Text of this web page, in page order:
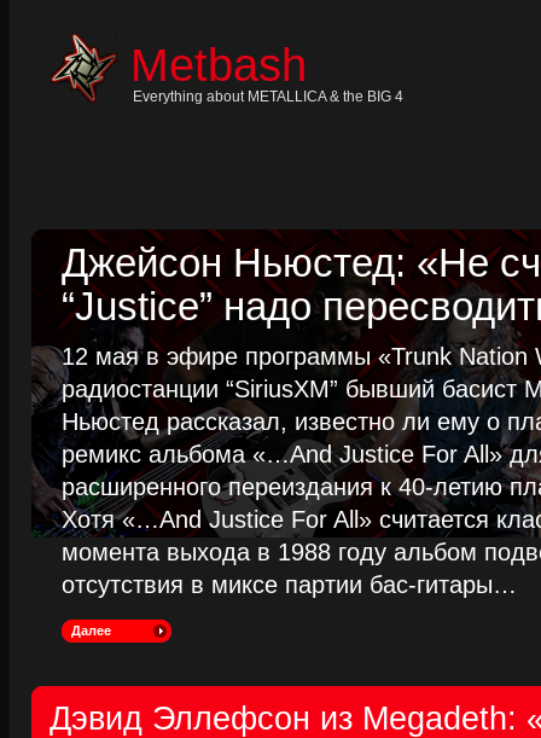
Metbash
Everything about METALLICA & the BIG 4
Джейсон Ньюстед: «Не
“Justice” надо
12 мая в эфире программы «Trunk Nation
радиостанции “SiriusXM” бывший басист
Ньюстед рассказал, известно ли ему о
ремикс альбома «…And Justice For All»
расширенного переиздания к 40-летию
Хотя «…And Justice For All» считается
момента выхода в 1988 году альбом
отсутствия в миксе партии бас-гитары…
Далее
Дэвид Эллефсон из Megadeth: